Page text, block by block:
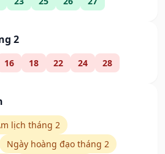
2
16 18 22 24 28
lịch tháng 2
Ngày hoàng đạo tháng 2